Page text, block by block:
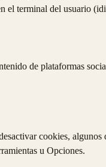
el terminal del usuario
de plataformas
cookies, algunos
u Opciones.